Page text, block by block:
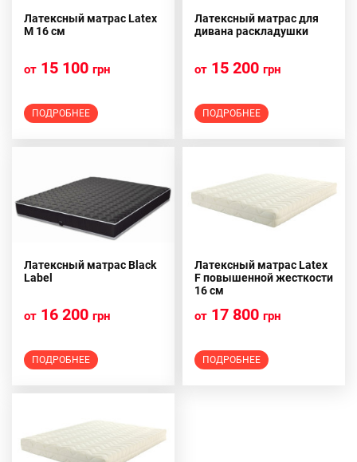
Латексный матрас Latex
M 16 см
от 15 100 грн
ПОДРОБНЕЕ
Латексный матрас для
дивана раскладушки
от 15 200 грн
ПОДРОБНЕЕ
Латексный матрас Black
Label
от 16 200 грн
ПОДРОБНЕЕ
Латексный матрас Latex
F повышенной жесткости
16 см
от 17 800 грн
ПОДРОБНЕЕ